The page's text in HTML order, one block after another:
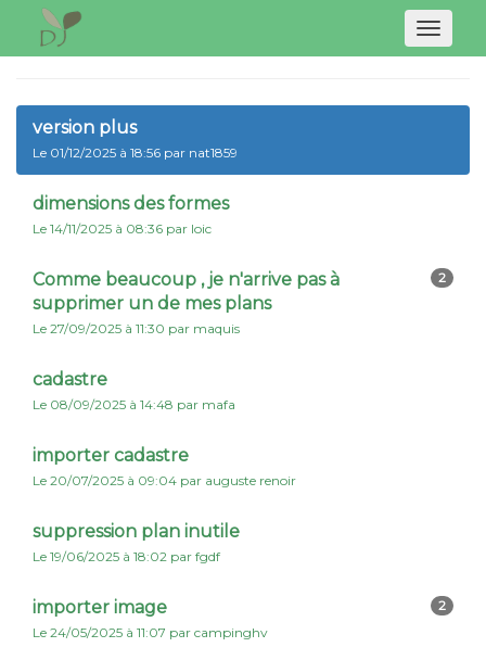
version plus
Le 01/12/2025 à 18:56 par nat1859
dimensions des formes
Le 14/11/2025 à 08:36 par loic
2
Comme beaucoup , je n'arrive pas à
supprimer un de mes plans
Le 27/09/2025 à 11:30 par maquis
cadastre
Le 08/09/2025 à 14:48 par mafa
importer cadastre
Le 20/07/2025 à 09:04 par auguste renoir
suppression plan inutile
Le 19/06/2025 à 18:02 par fgdf
2
importer image
Le 24/05/2025 à 11:07 par campinghv